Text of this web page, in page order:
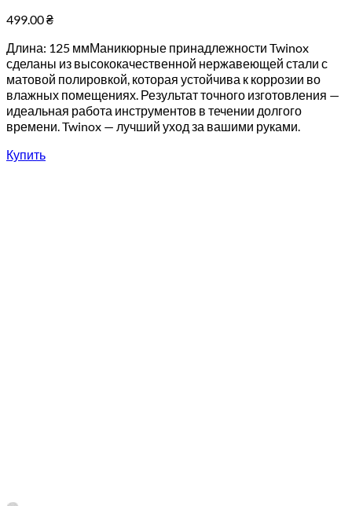
499.00₴
Длина: 125 ммМаникюрные принадлежности Twinox
сделаны из высококачественной нержавеющей стали с
матовой полировкой, которая устойчива к коррозии во
влажных помещениях. Результат точного изготовления —
идеальная работа инструментов в течении долгого
времени. Twinox — лучший уход за вашими руками.
Купить